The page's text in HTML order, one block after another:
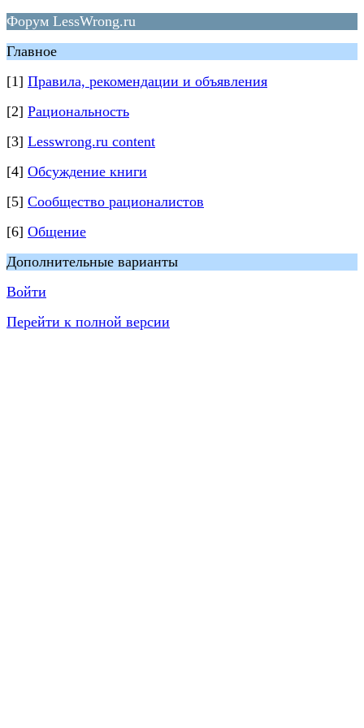
Форум LessWrong.ru
Главное
[1] Правила, рекомендации и объявления
[2] Рациональность
[3] Lesswrong.ru content
[4] Обсуждение книги
[5] Сообщество рационалистов
[6] Общение
Дополнительные варианты
Войти
Перейти к полной версии